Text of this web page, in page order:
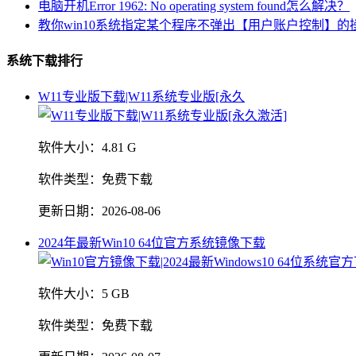
电脑开机Error 1962: No operating system found怎么解决？
教你win10系统指定某个程序不弹出【用户账户控制】的
系统下载排行
W11专业版下载|W11系统专业版[永久
软件大小： 4.81 G
软件类型： 免费下载
更新日期： 2026-08-06
2024年最新Win10 64位官方系统镜像下载
软件大小： 5 GB
软件类型： 免费下载